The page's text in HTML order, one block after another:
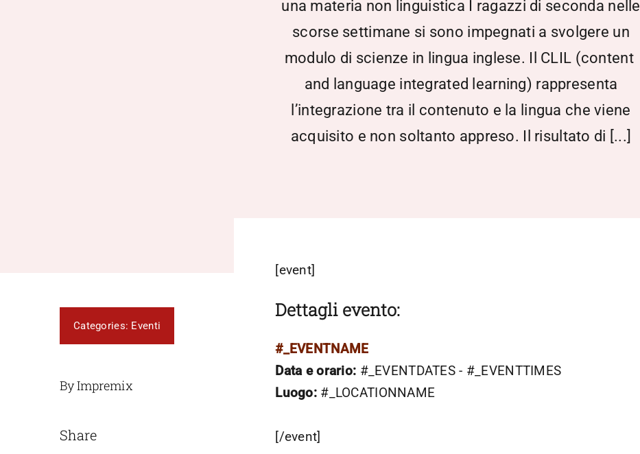
una materia non linguistica I ragazzi di seconda nelle
scorse settimane si sono impegnati a svolgere un
modulo di scienze in lingua inglese. Il CLIL (content
and language integrated learning) rappresenta
l’integrazione tra il contenuto e la lingua che viene
acquisito e non soltanto appreso. Il risultato di [...]
Categories: Eventi
By Impremix
Share
[event]
Dettagli evento:
#_EVENTNAME
Data e orario: #_EVENTDATES - #_EVENTTIMES
Luogo:#_LOCATIONNAME
[/event]